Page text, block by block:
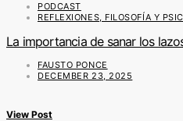
PODCAST
REFLEXIONES, FILOSOFÍA Y
La importancia de sanar los
FAUSTO PONCE
DECEMBER 23, 2025
View Post